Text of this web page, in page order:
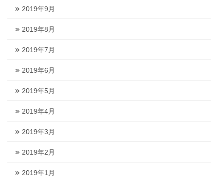
2019年9月
2019年8月
2019年7月
2019年6月
2019年5月
2019年4月
2019年3月
2019年2月
2019年1月